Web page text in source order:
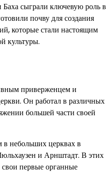
сыграли ключевую роль в
почву для создания
которые стали настоящим
культуры.
приверженцем и
Он работал в различных
большей части своей
в небольших церквах в
и Арнштадт. В этих
первые органные